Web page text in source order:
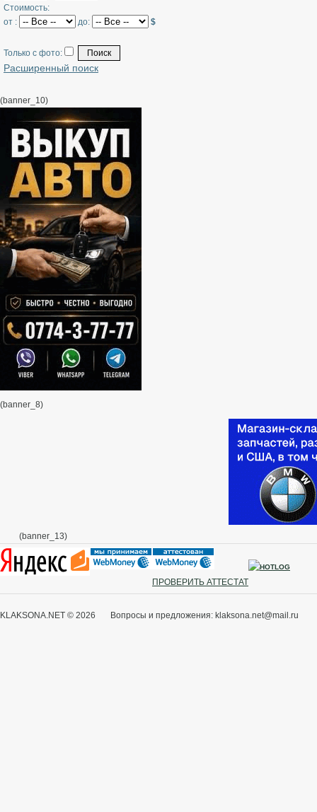
Стоимость:
от :
до: $
Только с фото:
Расширенный поиск
(banner_10)
(banner_8)
(banner_13)
ПРОВЕРИТЬ АТТЕСТАТ
KLAKSONA.NET © 2026 Вопросы и предложения: klaksona.net@mail.ru